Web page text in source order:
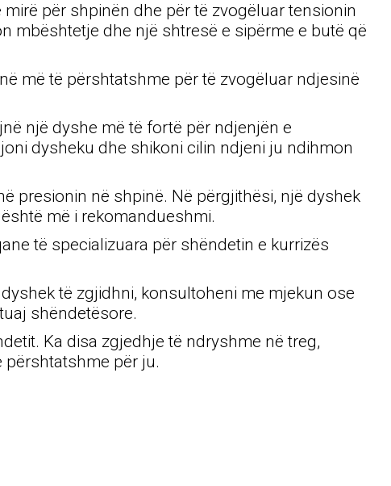
për shpinën dhe për të zvogëluar tensionin
mbështetje dhe një shtresë e sipërme e butë që
më të përshtatshme për të zvogëluar ndjesinë
një dyshe më të fortë për ndjenjën e
dysheku dhe shikoni cilin ndjeni ju ndihmon
presionin në shpinë. Në përgjithësi, një dyshek
më i rekomandueshmi.
të specializuara për shëndetin e kurrizës
të zgjidhni, konsultoheni me mjekun ose
shëndetësore.
Ka disa zgjedhje të ndryshme në treg,
përshtatshme për ju.